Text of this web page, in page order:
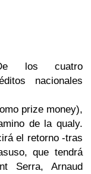
los cuatro
nacionales
prize money),
de la qualy.
el retorno -tras
que tendrá
Serra, Arnaud